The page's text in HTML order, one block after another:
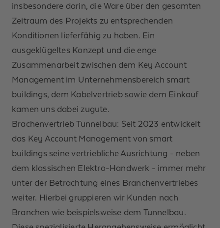
insbesondere darin, die Ware über den gesamten
Zeitraum des Projekts zu entsprechenden
Konditionen lieferfähig zu haben. Ein
ausgeklügeltes Konzept und die enge
Zusammenarbeit zwischen dem Key Account
Management im Unternehmensbereich smart
buildings, dem Kabelvertrieb sowie dem Einkauf
kamen uns dabei zugute.
Brachenvertrieb Tunnelbau: Seit 2023 entwickelt
das Key Account Management von smart
buildings seine vertriebliche Ausrichtung - neben
dem klassischen Elektro-Handwerk - immer mehr
unter der Betrachtung eines Branchenvertriebes
weiter. Hierbei gruppieren wir Kunden nach
Branchen wie beispielsweise dem Tunnelbau.